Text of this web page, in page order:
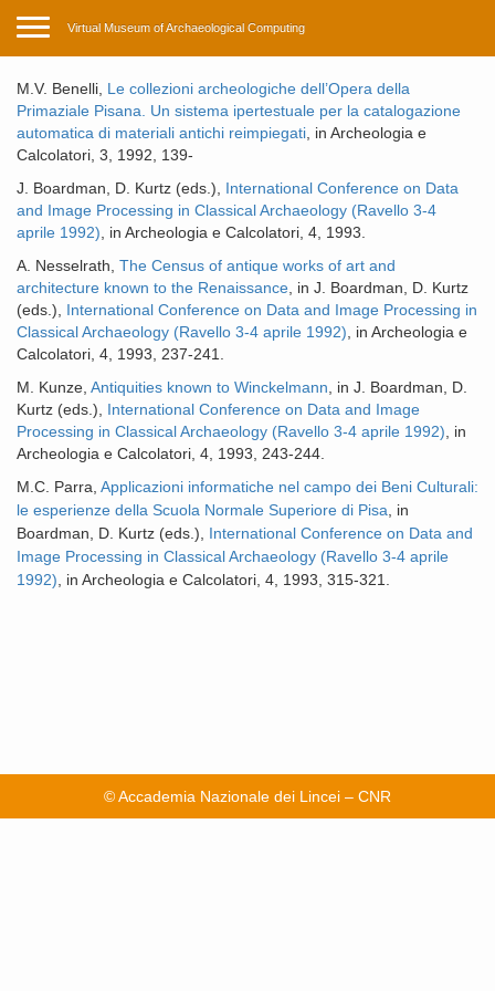
Virtual Museum of Archaeological Computing
M.V. Benelli, Le collezioni archeologiche dell’Opera della
Primaziale Pisana. Un sistema ipertestuale per la catalogazione
automatica di materiali antichi reimpiegati , in Archeologia e
Calcolatori, 3, 1992, 139-
J. Boardman, D. Kurtz (eds.), International Conference on Data
and Image Processing in Classical Archaeology (Ravello 3-4
aprile 1992) , in Archeologia e Calcolatori, 4, 1993.
A. Nesselrath, The Census of antique works of art and
architecture known to the Renaissance , in J. Boardman, D. Kurtz
(eds.), International Conference on Data and Image Processing in
Classical Archaeology (Ravello 3-4 aprile 1992) , in Archeologia e
Calcolatori, 4, 1993, 237-241.
M. Kunze, Antiquities known to Winckelmann , in J. Boardman, D.
Kurtz (eds.), International Conference on Data and Image
Processing in Classical Archaeology (Ravello 3-4 aprile 1992) , in
Archeologia e Calcolatori, 4, 1993, 243-244.
M.C. Parra, Applicazioni informatiche nel campo dei Beni Culturali:
le esperienze della Scuola Normale Superiore di Pisa , in
Boardman, D. Kurtz (eds.), International Conference on Data and
Image Processing in Classical Archaeology (Ravello 3-4 aprile
1992) , in Archeologia e Calcolatori, 4, 1993, 315-321.
© Accademia Nazionale dei Lincei – CNR